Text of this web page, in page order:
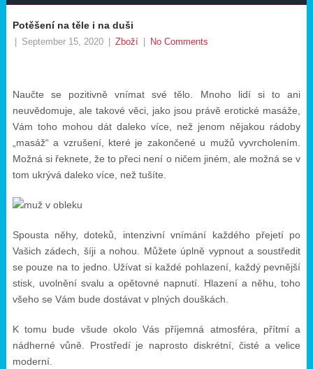
Potěšení na těle i na duši
September 15, 2020 Zboží No Comments
Naučte se pozitivně vnímat své tělo. Mnoho lidí si to ani
neuvědomuje, ale takové věci, jako jsou právě erotické masáže,
Vám toho mohou dát daleko více, než jenom nějakou rádoby
„masáž“ a vzrušení, které je zakončené u mužů vyvrcholením.
Možná si řeknete, že to přeci není o ničem jiném, ale možná se v
tom ukrývá daleko více, než tušíte.
Spousta něhy, doteků, intenzivní vnímání každého přejetí po
Vašich zádech, šíji a nohou. Můžete úplně vypnout a soustředit
se pouze na to jedno. Užívat si každé pohlazení, každý pevnější
stisk, uvolnění svalu a opětovné napnutí. Hlazení a něhu, toho
všeho se Vám bude dostávat v plných douškách.
K tomu bude všude okolo Vás příjemná atmosféra, přítmí a
nádherné vůně. Prostředí je naprosto diskrétní, čisté a velice
moderní.